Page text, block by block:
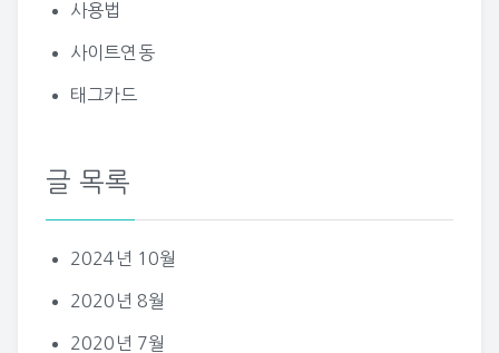
사용법
사이트연동
태그카드
글 목록
2024년 10월
2020년 8월
2020년 7월